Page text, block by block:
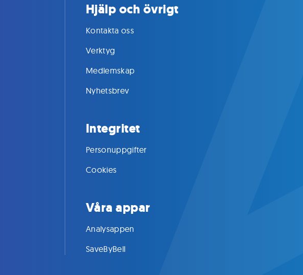
Hjälp och övrigt
Kontakta oss
Verktyg
Medlemskap
Nyhetsbrev
Integritet
Personuppgifter
Cookies
Våra appar
Analysappen
SaveByBell